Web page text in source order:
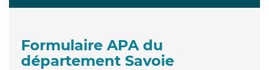
Formulaire APA du
département Savoie